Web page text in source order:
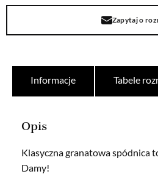
Zapytaj o
Informacje Tabele
Opis
Klasyczna granatowa spódnica
Damy!